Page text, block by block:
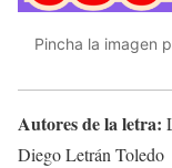
Pincha la imagen
Autores de la letra:
Diego Letrán Toledo